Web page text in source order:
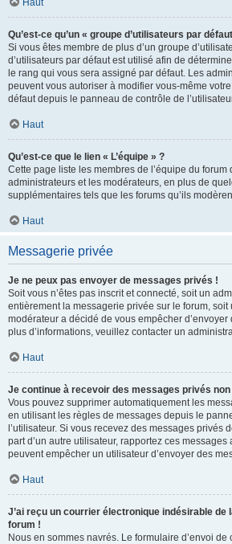
Haut
Qu’est-ce qu’un « groupe d’utilisateurs par
Si vous êtes membre de plus d’un groupe
d’utilisateurs par défaut est utilisé afin de
le rang qui vous sera assigné par défaut. Les
peuvent vous autoriser à modifier vous-même
défaut depuis le panneau de contrôle de
Haut
Qu’est-ce que le lien « L’équipe » ?
Cette page liste les membres de l’équipe du forum
administrateurs et les modérateurs, en plus de
supplémentaires tels que les forums qu’ils
Haut
Messagerie privée
Je ne peux pas envoyer de messages privés !
Soit vous n’êtes pas inscrit et connecté, soit un
entièrement la messagerie privée sur le forum, soit
modérateur a décidé de vous empêcher
plus d’informations, veuillez contacter un
Haut
Je continue à recevoir des messages privés
Vous pouvez supprimer automatiquement les
en utilisant les règles de messages depuis le
l’utilisateur. Si vous recevez des messages privés
part d’un autre utilisateur, rapportez ces messages
peuvent empêcher un utilisateur d’envoyer des
Haut
J’ai reçu un courrier électronique indésirable de
forum !
Nous en sommes navrés. Le formulaire d’envoi